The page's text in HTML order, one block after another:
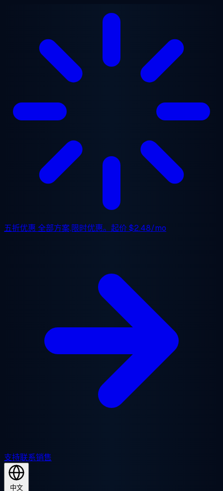
五折优惠 全部方案,限时优惠。起价$2.48/mo
支持联系销售
中文